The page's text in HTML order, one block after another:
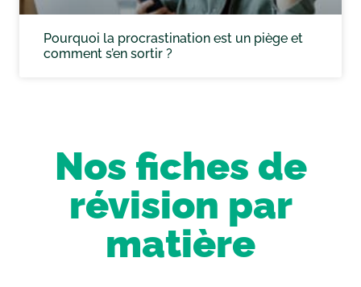
Pourquoi la procrastination est un piège et
comment s’en sortir ?
Nos fiches de
révision par
matière